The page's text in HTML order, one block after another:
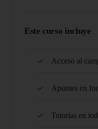
Este curso incluye
Acceso al
Apuntes en
Tutorias en